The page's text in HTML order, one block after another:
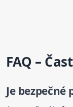
FAQ –
Je